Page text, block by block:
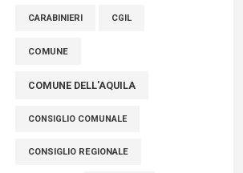
tra cui molti abruzzesi"
06 Agosto 2026
CARABINIERI CGIL
COMUNE
COMUNE DELL'AQUILA
CONSIGLIO COMUNALE
CONSIGLIO REGIONALE